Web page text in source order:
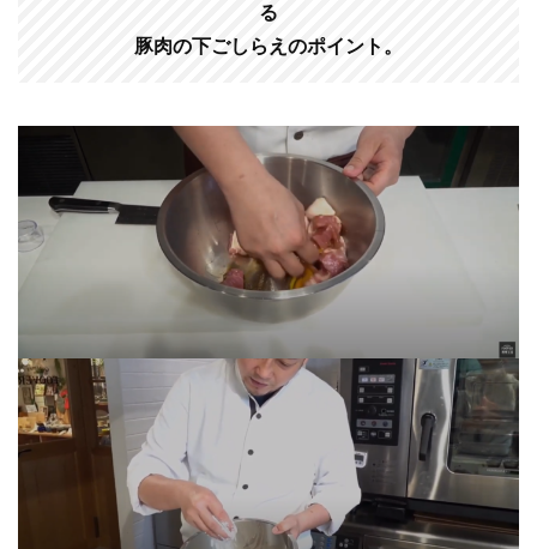
る
豚肉の下ごしらえのポイント。